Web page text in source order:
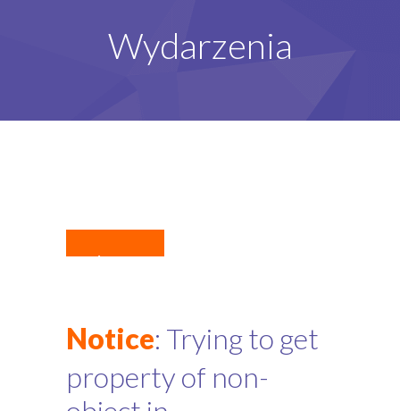
Wydarzenia
Notice: Trying
on line51
Notice: Trying to get
property of non-